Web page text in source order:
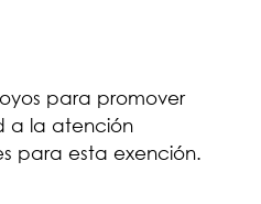
para promover
a la atención
para esta exención.